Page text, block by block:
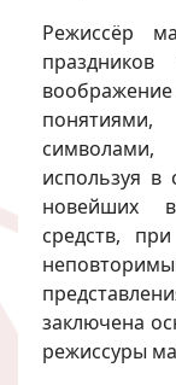
Режиссёр
используя в
новейших
средств,
заключена
режиссуры